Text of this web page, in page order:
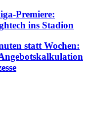
Premiere:
ins Stadion
statt Wochen: